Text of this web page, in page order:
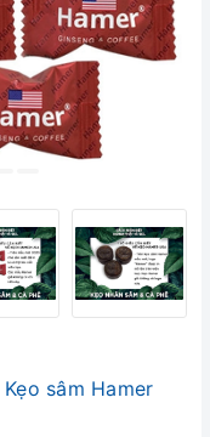
Kẹo sâm Hamer